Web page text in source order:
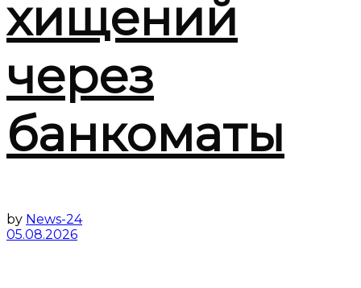
хищений
через
банкоматы
by News-24
05.08.2026